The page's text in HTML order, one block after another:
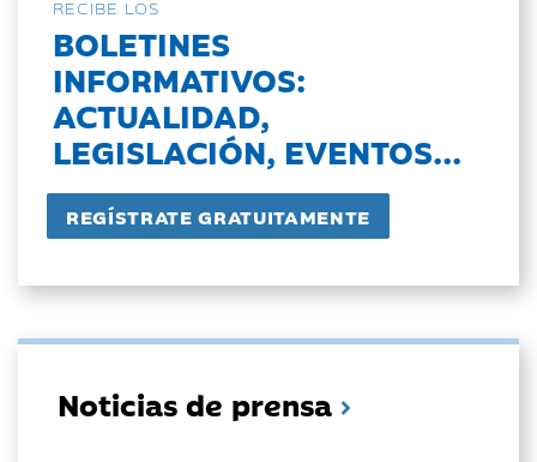
RECIBE LOS
BOLETINES
INFORMATIVOS:
ACTUALIDAD,
LEGISLACIÓN, EVENTOS...
Noticias de prensa